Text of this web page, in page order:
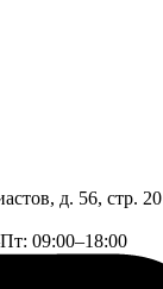
д. 56, стр. 20
09:00–18:00